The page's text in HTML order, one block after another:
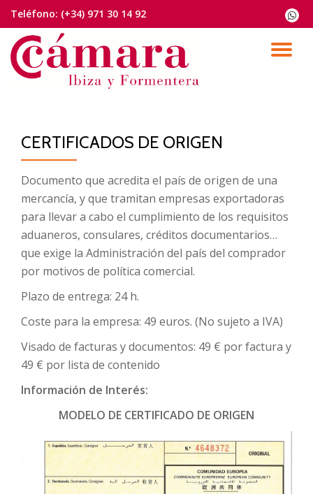
Saltar
contenido
Teléfono: (+34) 971 30 14 92
fa-
CERTIFICADOS DE ORIGEN
Documento que acredita el país de origen de una
mercancía, y que tramitan empresas exportadoras
para llevar a cabo el cumplimiento de los requisitos
aduaneros, consulares, créditos documentarios…
que exige la Administración del país del comprador
por motivos de política comercial.
Plazo de entrega: 24 h.
Coste para la empresa: ​​49 euros.​ (No sujeto a IVA)
Visado de facturas y documentos: 49 € por factura y
49 € por lista de contenido
Información de Interés:
MODELO DE CERTIFICADO DE ORIGEN